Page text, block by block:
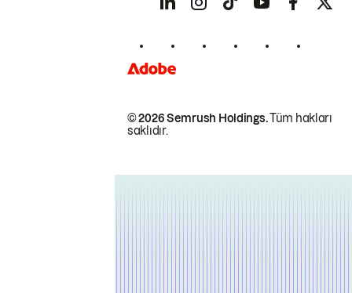
© 2026 Semrush Holdings.Tüm hakları
saklıdır.